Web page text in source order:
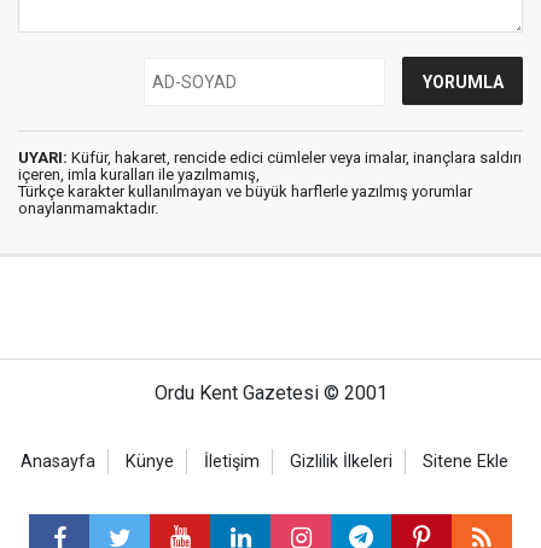
UYARI: Küfür, hakaret, rencide edici cümleler veya imalar, inançlara saldırı
içeren, imla kuralları ile yazılmamış,
Türkçe karakter kullanılmayan ve büyük harflerle yazılmış yorumlar
onaylanmamaktadır.
Ordu Kent Gazetesi © 2001
Anasayfa Künye İletişim Gizlilik İlkeleri Sitene Ekle